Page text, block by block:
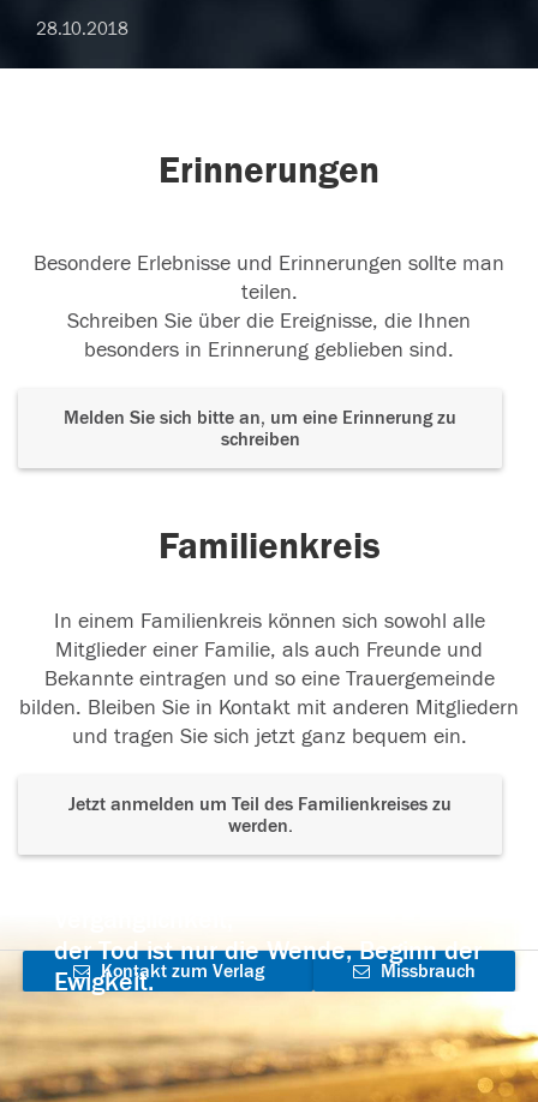
28.10.2018
Erinnerungen
Besondere Erlebnisse und Erinnerungen sollte man
teilen.
Schreiben Sie über die Ereignisse, die Ihnen
besonders in Erinnerung geblieben sind.
Melden Sie sich bitte an, um eine Erinnerung zu
schreiben
Familienkreis
In einem Familienkreis können sich sowohl alle
Mitglieder einer Familie, als auch Freunde und
Bekannte eintragen und so eine Trauergemeinde
bilden. Bleiben Sie in Kontakt mit anderen Mitgliedern
und tragen Sie sich jetzt ganz bequem ein.
Jetzt anmelden um Teil des Familienkreises zu
werden.
der Tod ist nur die Wende, Beginn der
Ewigkeit.
Kontakt zum Verlag
aufnehmen
Missbrauch